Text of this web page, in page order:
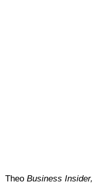
Theo Business Insider,